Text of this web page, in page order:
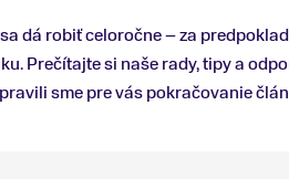
sa dá robiť celoročne – za
Prečítajte si naše rady, tipy a
sme pre vás pokračovanie